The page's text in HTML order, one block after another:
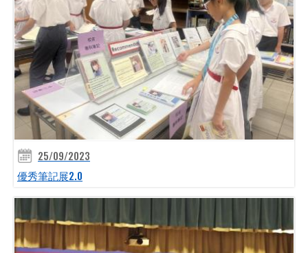
25/09/2023
優秀筆記展2.0